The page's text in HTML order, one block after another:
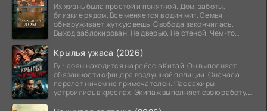
Их жизнь была простой и понятной. Дом, заботы,
близкие рядом. Все меняется в один миг. Семья
обнаруживает жуткую вещь. Свобода закончилась.
Выход заблокирован. Не дверью. Не стеной. Чем-то
Крылья ужаса (2026)
Гу Чаоян находится на рейсе в Китай. Он выполняет
обязанности офицера воздушной полиции. Сначала
перелет ничем не примечателен. Пассажиры
устроились в креслах. Экипаж выполняет свою работу.